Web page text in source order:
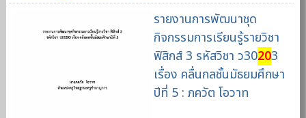
รายงานการพัฒนาชุด
กิจกรรมการเรียนรู้รายวิชา
ฟิสิกส์ 3 รหัสวิชา ว30203
เรื่อง คลื่นกลชั้นมัธยมศึกษา
ปีที่ 5 : ภควัต โอวาท